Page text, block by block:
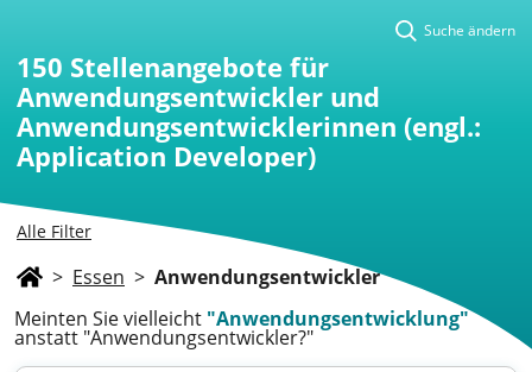
Alle Filter
Suche ändern
150 Stellenangebote für
Anwendungsentwickler und
Anwendungsentwicklerinnen (engl.:
Application Developer)
> Essen > Anwendungsentwickler
Meinten Sie vielleicht "Anwendungsentwicklung"
anstatt "Anwendungsentwickler?"